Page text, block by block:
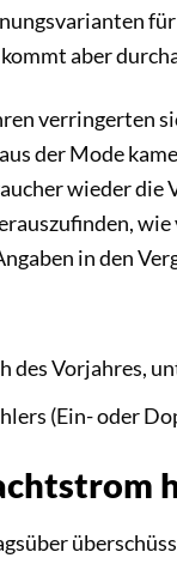
für
aber
verringerten
der Mode
wieder
in den
des Vorjahres,
(Ein- oder